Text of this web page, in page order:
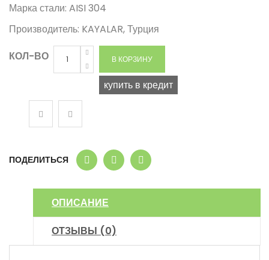
Марка стали: AISI 304
Производитель: KAYALAR, Турция
КОЛ-ВО
купить в кредит
ПОДЕЛИТЬСЯ
ОПИСАНИЕ
ОТЗЫВЫ (0)